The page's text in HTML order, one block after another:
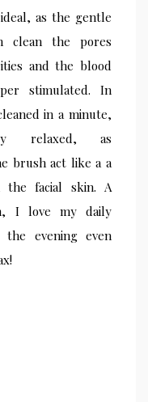
as the gentle
clean the pores
and the blood
stimulated. In
in a minute,
relaxed, as
brush act like a a
the facial skin. A
I love my daily
evening even